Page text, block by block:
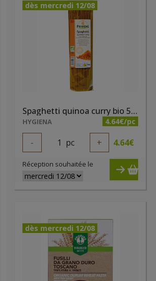
dès mercredi 12/08
Spaghetti quinoa curry bio 500g
HYGIENA 4.64€/pc
- 1 pc + 4.64€
Réception souhaitée le
dès mercredi 12/08